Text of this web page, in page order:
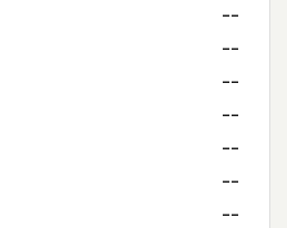
--
--
--
--
--
--
--